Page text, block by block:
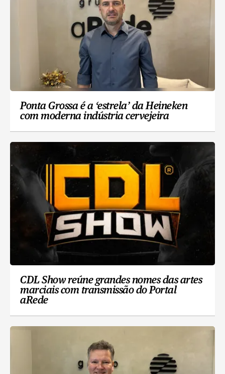
Ponta Grossa é a ‘estrela’ da Heineken
com moderna indústria cervejeira
CDL Show reúne grandes nomes das artes
marciais com transmissão do Portal
aRede